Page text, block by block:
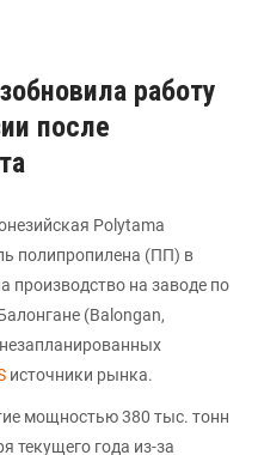
работу
после
Polytama
полипропилена (ПП) в
производство на заводе по
(Balongan,
источники рынка.
мощностью 380 тыс. тонн
текущего года из-за